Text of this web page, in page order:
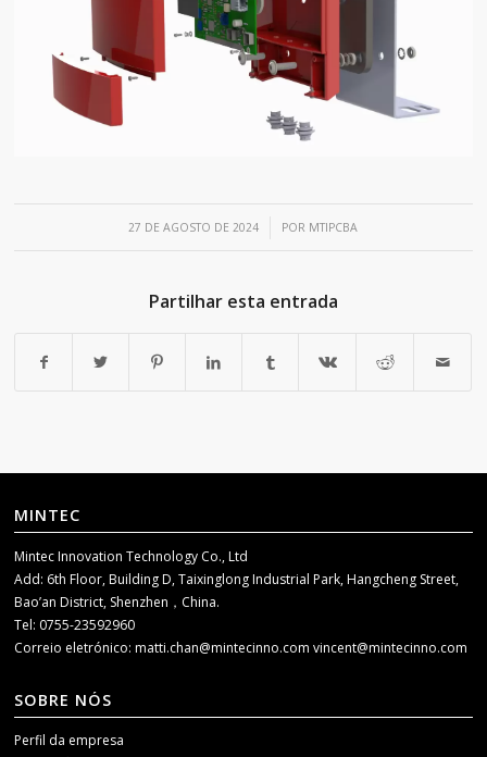
27 DE AGOSTO DE 2024
/ POR MTIPCBA
Partilhar esta entrada
MINTEC
Mintec Innovation Technology Co., Ltd
Add: 6th Floor, Building D, Taixinglong Industrial Park, Hangcheng Street,
Bao’an District, Shenzhen，China.
Tel: 0755-23592960
Correio eletrónico:matti.chan@mintecinno.comvincent@mintecinno.com
SOBRE NÓS
Perfil da empresa